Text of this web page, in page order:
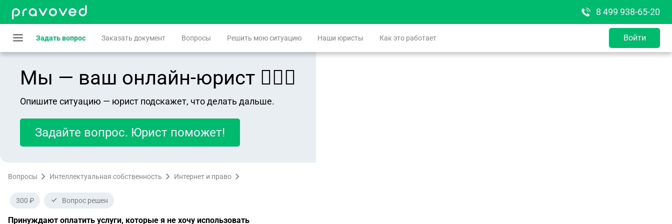
8 499 938-65-20
Задать вопрос Заказать документ Вопросы Решить мою ситуацию Наши юристы Как это работает Войти
Мы — ваш онлайн-юрист 👨🏻‍⚖️
Опишите ситуацию — юрист подскажет, что делать дальше.
Задайте вопрос. Юрист поможет!
Вопросы Интеллектуальная собственность Интернет и право
300 ₽ Вопрос решен
Принуждают оплатить услуги, которые я не хочу использовать